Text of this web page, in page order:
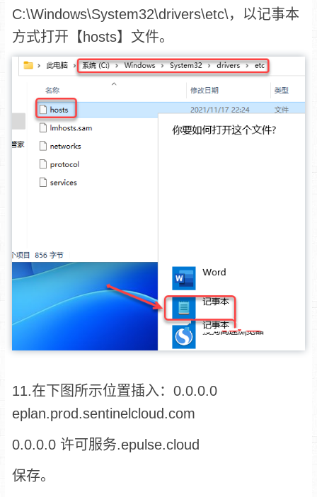
C:\Windows\System32\drivers\etc\，以记事本
方式打开【hosts】文件。
11.在下图所示位置插入：0.0.0.0
eplan.prod.sentinelcloud.com
0.0.0.0 许可服务.epulse.cloud
保存。